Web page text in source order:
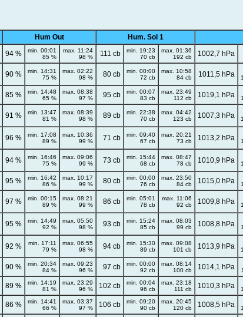
Hum Out
Hum. Sol 1
94 %
min. 00:01
85 %
max. 11:24
98 %
111 cb
min. 19:23
70 cb
max. 01:36
192 cb
1002,7 hPa
90 %
min. 14:31
75 %
max. 02:22
98 %
80 cb
min. 00:00
72 cb
max. 10:58
84 cb
1011,5 hPa
85 %
min. 14:48
65 %
max. 08:38
97 %
95 cb
min. 00:07
83 cb
max. 23:49
112 cb
1019,1 hPa
91 %
min. 13:47
81 %
max. 08:39
98 %
89 cb
min. 22:38
70 cb
max. 04:42
123 cb
1007,3 hPa
96 %
min. 17:08
89 %
max. 10:36
99 %
71 cb
min. 09:40
67 cb
max. 20:21
73 cb
1013,2 hPa
94 %
min. 16:46
75 %
max. 09:06
99 %
73 cb
min. 15:44
68 cb
max. 08:47
78 cb
1010,9 hPa
95 %
min. 16:42
86 %
max. 10:17
99 %
80 cb
min. 00:00
76 cb
max. 23:50
84 cb
1015,0 hPa
97 %
min. 00:15
89 %
max. 08:21
99 %
86 cb
min. 05:01
78 cb
max. 11:06
92 cb
1009,8 hPa
95 %
min. 14:49
92 %
max. 05:50
98 %
93 cb
min. 15:24
85 cb
max. 08:03
99 cb
1008,8 hPa
92 %
min. 17:11
79 %
max. 06:55
98 %
94 cb
min. 15:30
89 cb
max. 09:08
101 cb
1013,9 hPa
90 %
min. 20:34
84 %
max. 09:23
96 %
97 cb
min. 00:00
92 cb
max. 08:14
100 cb
1014,1 hPa
89 %
min. 14:19
81 %
max. 23:29
96 %
102 cb
min. 00:04
96 cb
max. 23:18
111 cb
1010,3 hPa
86 %
min. 14:41
66 %
max. 03:37
97 %
106 cb
min. 09:20
90 cb
max. 20:45
120 cb
1008,5 hPa